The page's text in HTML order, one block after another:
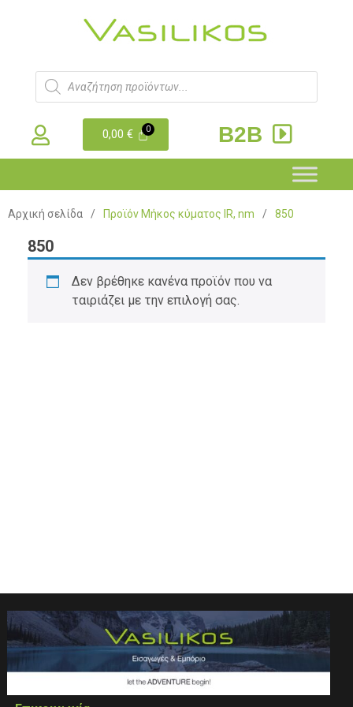
0,00€ B2B
Αρχική σελίδα / Προϊόν Μήκος κύματος IR, nm / 850
850
Δεν βρέθηκε κανένα προϊόν που να
ταιριάζει με την επιλογή σας.